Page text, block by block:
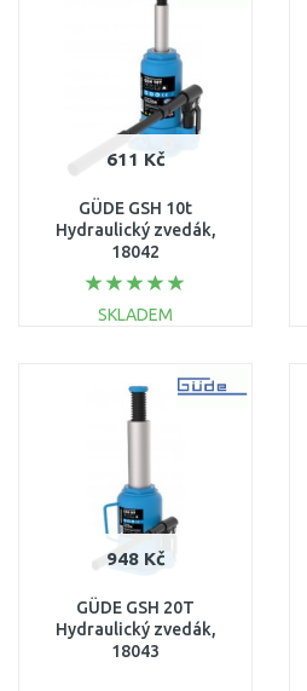
Porovnat
611 Kč
GÜDE GSH 10t
Hydraulický zvedák,
18042
SKLADEM
Porovnat
948 Kč
GÜDE GSH 20T
Hydraulický zvedák,
18043